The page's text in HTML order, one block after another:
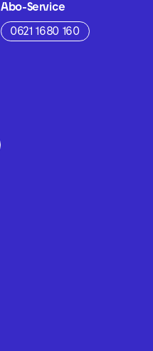
Abo-Service
0621 1680 160